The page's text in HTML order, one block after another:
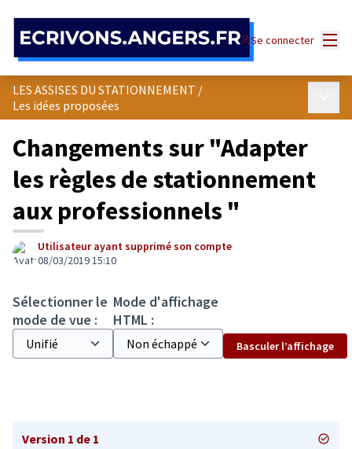
Se connecter
LES ASSISES DU STATIONNEMENT /
Les idées proposées
Changements sur "Adapter
les règles de stationnement
aux professionnels "
Utilisateur ayant supprimé son compte
08/03/2019 15:10
Sélectionner le
mode de vue :
Mode d'affichage
HTML :
Basculer l’affichage
Version 1 de 1